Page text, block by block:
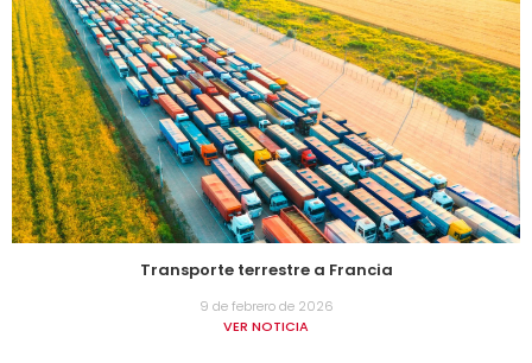
Transporte terrestre a Francia
9 de febrero de 2026
VER NOTICIA